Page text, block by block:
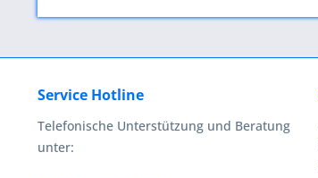
Service Hotline
Telefonische Unterstützung und Beratung
unter: